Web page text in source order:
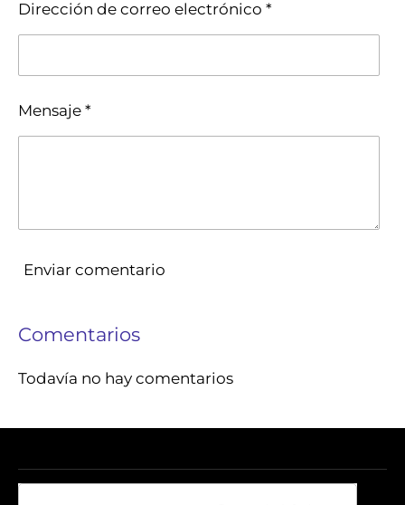
Dirección de correo electrónico *
Mensaje *
Enviar comentario
Comentarios
Todavía no hay comentarios